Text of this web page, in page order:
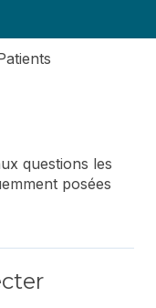
questions les
posées